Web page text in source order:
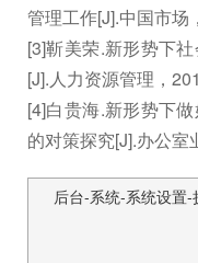
管理工作[J].中国市场
[3]靳美荣.新形势下
[J].人力资源管理，
[4]白贵海.新形势下
的对策探究[J].办公
文后台-系统-系统设置-